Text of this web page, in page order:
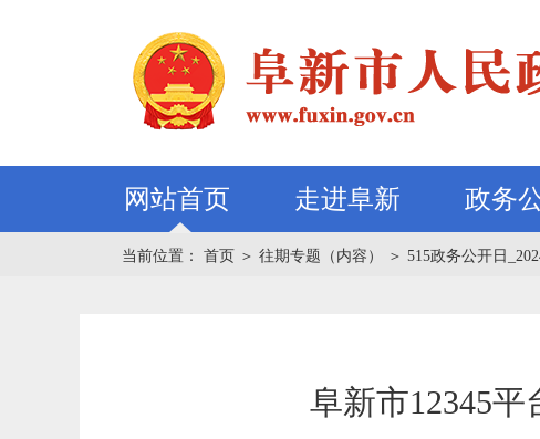
网站首页 走进阜新 政务
当前位置： 首页 ＞ 往期专题（内容） ＞ 515政务公开日
阜新市12345平